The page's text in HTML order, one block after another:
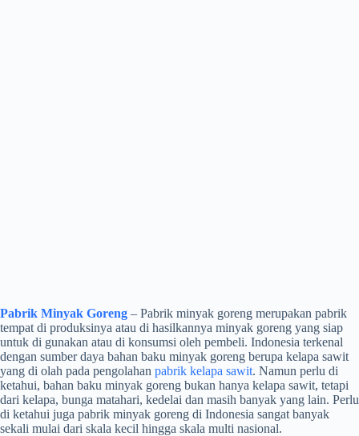
Pabrik Minyak Goreng – Pabrik minyak goreng merupakan pabrik
tempat di produksinya atau di hasilkannya minyak goreng yang siap
untuk di gunakan atau di konsumsi oleh pembeli. Indonesia terkenal
dengan sumber daya bahan baku minyak goreng berupa kelapa sawit
yang di olah pada pengolahan pabrik kelapa sawit. Namun perlu di
ketahui, bahan baku minyak goreng bukan hanya kelapa sawit, tetapi
dari kelapa, bunga matahari, kedelai dan masih banyak yang lain. Perlu
di ketahui juga pabrik minyak goreng di Indonesia sangat banyak
sekali mulai dari skala kecil hingga skala multi nasional.